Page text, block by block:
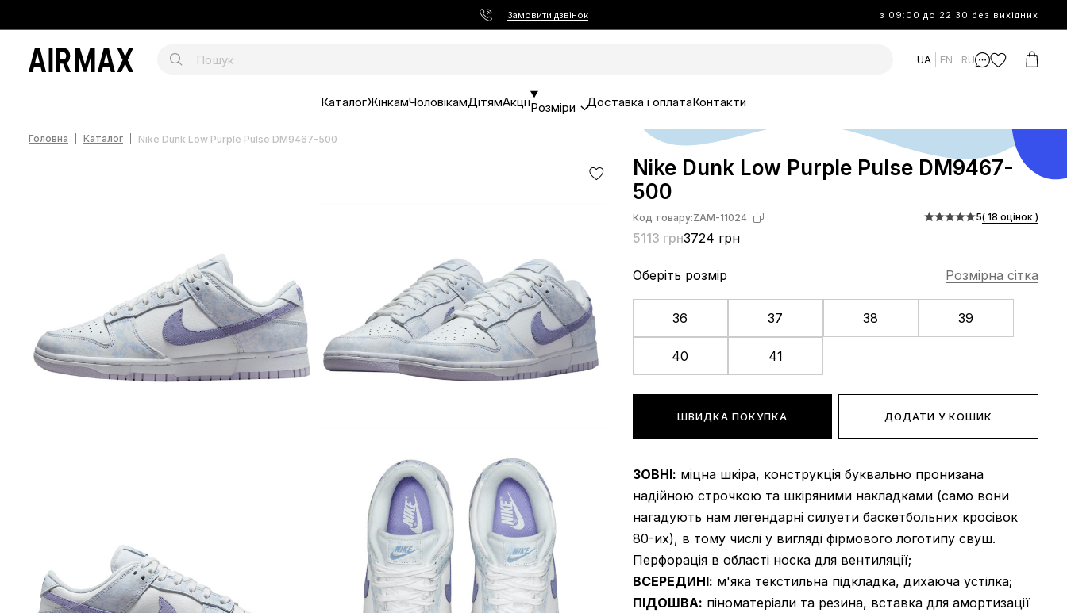
Замовити дзвінок з 09:00 до 22:30 без вихідних
UA EN RU
КаталогЖінкамЧоловікамДітямАкціїРозміри Доставка і оплатаКонтакти
Головна Каталог Nike Dunk Low Purple Pulse DM9467-500
Nike Dunk Low Purple Pulse DM9467-
500
Код товару:ZAM-11024
5113 грн3724 грн
5( 18 оцінок )
Оберіть розмір Розмірна сітка
36 37 38 39
40 41
ШВИДКА ПОКУПКА ДОДАТИ У КОШИК
ЗОВНІ: міцна шкіра, конструкція буквально пронизана
надійною строчкою та шкіряними накладками (само вони
нагадують нам легендарні силуети баскетбольних кросівок
80-их), в тому числі у вигляді фірмового логотипу свуш.
Перфорація в області носка для вентиляції;
ВСЕРЕДИНІ: м'яка текстильна підкладка, дихаюча устілка;
ПІДОШВА: піноматеріали та резина, вставка для амортизації